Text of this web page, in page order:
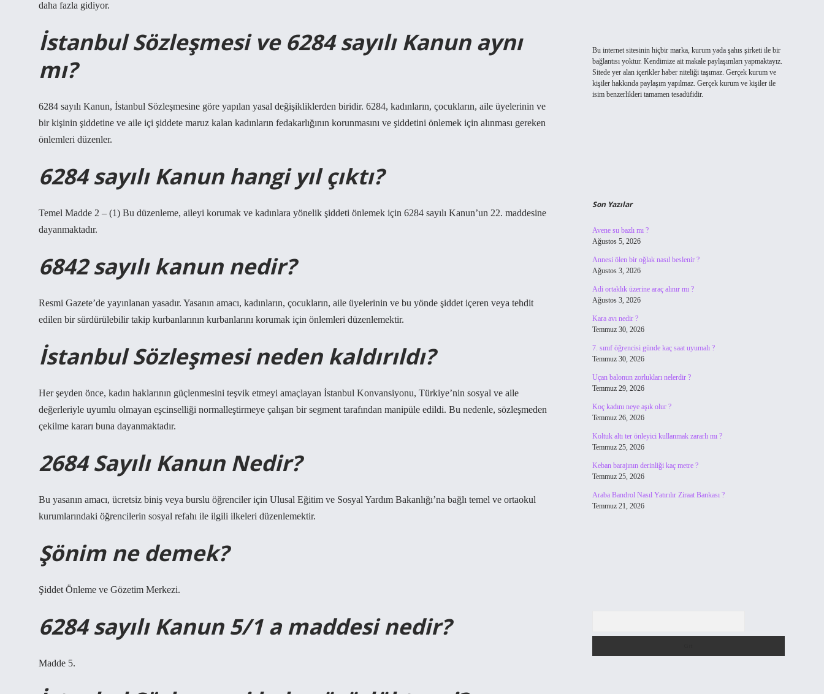
daha fazla gidiyor.
İstanbul Sözleşmesi ve 6284 sayılı Kanun aynı
mı?
6284 sayılı Kanun, İstanbul Sözleşmesine göre yapılan yasal değişikliklerden biridir. 6284, kadınların, çocukların, aile üyelerinin ve
bir kişinin şiddetine ve aile içi şiddete maruz kalan kadınların fedakarlığının korunmasını ve şiddetini önlemek için alınması gereken
önlemleri düzenler.
6284 sayılı Kanun hangi yıl çıktı?
Temel Madde 2 – (1) Bu düzenleme, aileyi korumak ve kadınlara yönelik şiddeti önlemek için 6284 sayılı Kanun’un 22. maddesine
dayanmaktadır.
6842 sayılı kanun nedir?
Resmi Gazete’de yayınlanan yasadır. Yasanın amacı, kadınların, çocukların, aile üyelerinin ve bu yönde şiddet içeren veya tehdit
edilen bir sürdürülebilir takip kurbanlarının kurbanlarını korumak için önlemleri düzenlemektir.
İstanbul Sözleşmesi neden kaldırıldı?
Her şeyden önce, kadın haklarının güçlenmesini teşvik etmeyi amaçlayan İstanbul Konvansiyonu, Türkiye’nin sosyal ve aile
değerleriyle uyumlu olmayan eşcinselliği normalleştirmeye çalışan bir segment tarafından manipüle edildi. Bu nedenle, sözleşmeden
çekilme kararı buna dayanmaktadır.
2684 Sayılı Kanun Nedir?
Bu yasanın amacı, ücretsiz biniş veya burslu öğrenciler için Ulusal Eğitim ve Sosyal Yardım Bakanlığı’na bağlı temel ve ortaokul
kurumlarındaki öğrencilerin sosyal refahı ile ilgili ilkeleri düzenlemektir.
Şönim ne demek?
Şiddet Önleme ve Gözetim Merkezi.
6284 sayılı Kanun 5/1 a maddesi nedir?
Madde 5.
Bu internet sitesinin hiçbir marka, kurum yada şahıs şirketi ile bir
bağlantısı yoktur. Kendimize ait makale paylaşımları yapmaktayız.
Sitede yer alan içerikler haber niteliği taşımaz. Gerçek kurum ve
kişiler hakkında paylaşım yapılmaz. Gerçek kurum ve kişiler ile
isim benzerlikleri tamamen tesadüfidir.
Son Yazılar
Avene su bazlı mı ?
Ağustos 5, 2026
Annesi ölen bir oğlak nasıl beslenir ?
Ağustos 3, 2026
Adi ortaklık üzerine araç alınır mı ?
Ağustos 3, 2026
Kara avı nedir ?
Temmuz 30, 2026
7. sınıf öğrencisi günde kaç saat uyumalı ?
Temmuz 30, 2026
Uçan balonun zorlukları nelerdir ?
Temmuz 29, 2026
Koç kadını neye aşık olur ?
Temmuz 26, 2026
Koltuk altı ter önleyici kullanmak zararlı mı ?
Temmuz 25, 2026
Keban barajının derinliği kaç metre ?
Temmuz 25, 2026
Araba Bandrol Nasıl Yatırılır Ziraat Bankası ?
Temmuz 21, 2026